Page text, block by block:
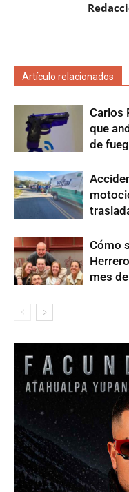
Artículo relacionados
Carlos
que
de
Cómo
mes